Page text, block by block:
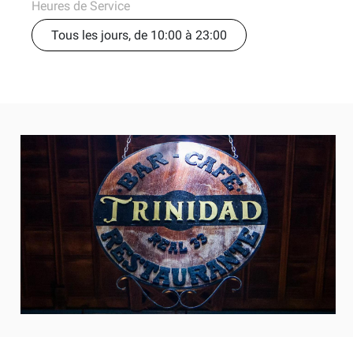
Heures de Service
Tous les jours, de 10:00 à 23:00